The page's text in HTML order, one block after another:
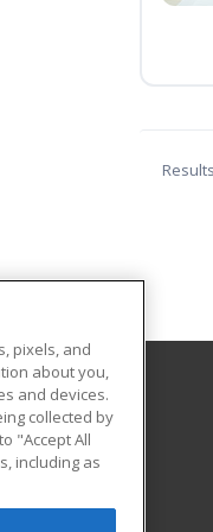
Montana
pixels, and
about you,
and devices.
collected by
"Accept All
including as